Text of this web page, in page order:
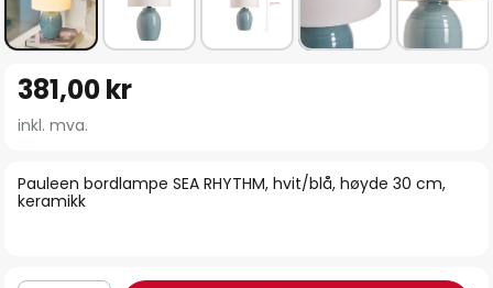
begynnelsen
bildegalleri
Pauleen bordlampe SEA RHYTHM, hvit/blå, høyde 30 cm,
keramikk
381,00 kr
inkl. mva.